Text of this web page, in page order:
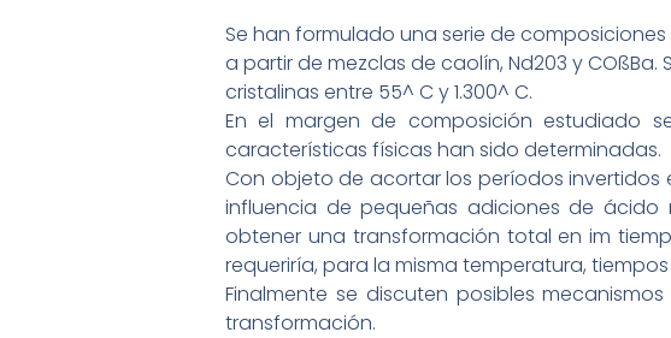
Se han formulado una serie de
a partir de mezclas de caolín, Nd203 y
cristalinas entre 55^ C y 1.300^ C.
En el margen de composición estudiado
características físicas han sido determinadas.
Con objeto de acortar los períodos
influencia de pequeñas adiciones de
obtener una transformación total en im
requeriría, para la misma temperatura, tiempos
Finalmente se discuten posibles
transformación.